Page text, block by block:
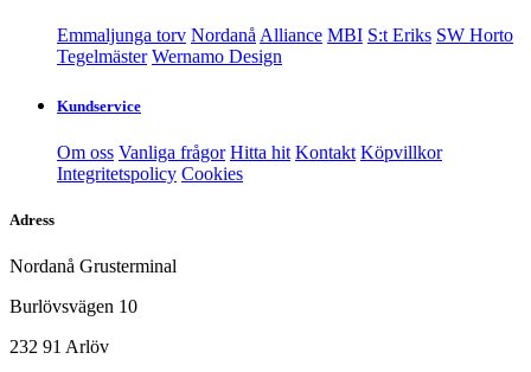
Emmaljunga torv Nordanå Alliance MBI S:t Eriks SW Horto
Tegelmäster Wernamo Design
Kundservice
Om oss Vanliga frågor Hitta hit Kontakt Köpvillkor
Integritetspolicy Cookies
Adress
Nordanå Grusterminal
Burlövsvägen 10
232 91 Arlöv